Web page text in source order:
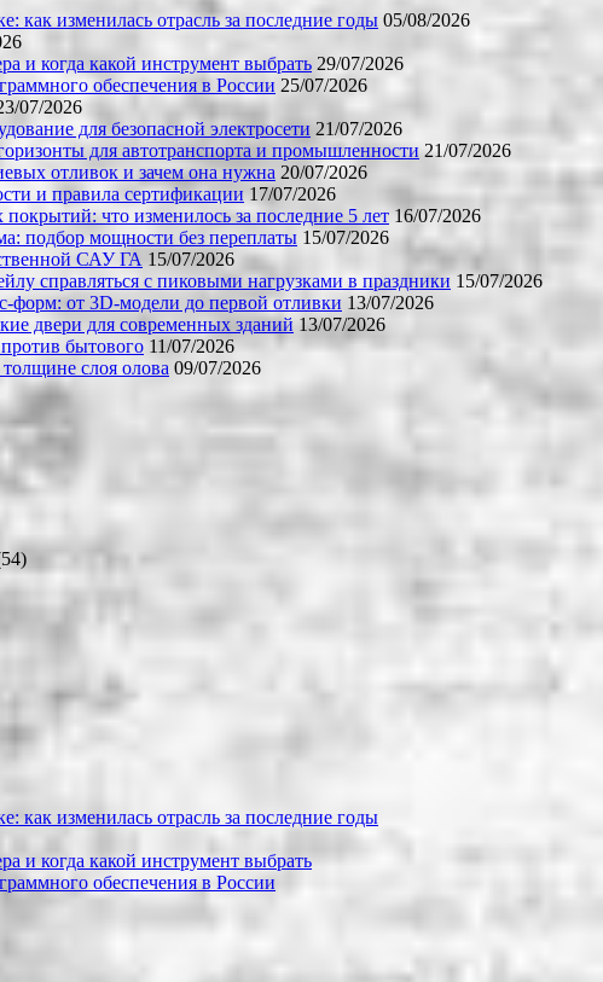
как изменилась отрасль за последние годы 05/08/2026
и когда какой инструмент выбрать 29/07/2026
обеспечения в России 25/07/2026
07/2026
для безопасной электросети 21/07/2026
для автотранспорта и промышленности 21/07/2026
отливок и зачем она нужна 20/07/2026
и правила сертификации 17/07/2026
что изменилось за последние 5 лет 16/07/2026
подбор мощности без переплаты 15/07/2026
САУ ГА 15/07/2026
справляться с пиковыми нагрузками в праздники 15/07/2026
форм: от 3D-модели до первой отливки 13/07/2026
двери для современных зданий 13/07/2026
бытового 11/07/2026
слоя олова 09/07/2026
как изменилась отрасль за последние годы
и когда какой инструмент выбрать
обеспечения в России